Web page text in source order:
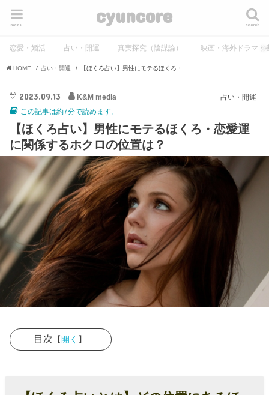
cyuncore search
menu
恋愛・婚活 占い・開運 真実探究（陰謀論） 映画・海外ドラマ・
HOME 占い・開運
占い・開運
2023.09.13
K&M media
この記事は約7分で読めます。
【ほくろ占い】男性にモテるほくろ・恋愛運
に関係するホクロの位置は？
目次 【開く 】